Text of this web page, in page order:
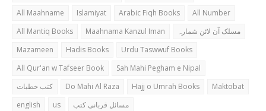
All Maahname
Islamiyat Arabic Fiqh Books
All Number
All Mantiq Books
Maahnama Kanzul Iman
مسلک آن لائن شمارہ
Mazameen
Hadis Books
Urdu Taswwuf Books
All Qur'an w Tafseer Book
Sah Mahi Pegham e Nipal
کتب خطبات
Do Mahi Al Raza Hajj o Umrah Books
Maktobat
english
us مسائل قربانی کتب